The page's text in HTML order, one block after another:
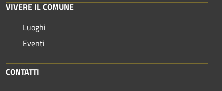
VIVERE IL COMUNE
Luoghi
Eventi
CONTATTI